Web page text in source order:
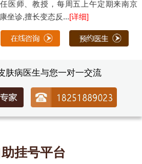
医师、教授，每周五上午定期来南京
坐诊,擅长变态反...[详细]
肤病医生与您一对一交流
助挂号平台